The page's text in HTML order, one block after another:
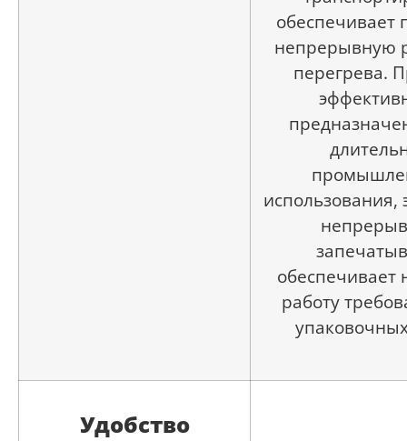
обеспечивает
непрерывную
перегрева.
работу
Удобство